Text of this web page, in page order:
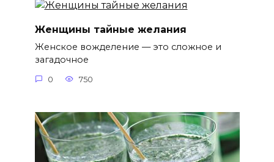
Женщины тайные желания
Женское вожделение — это сложное и
загадочное
0 750